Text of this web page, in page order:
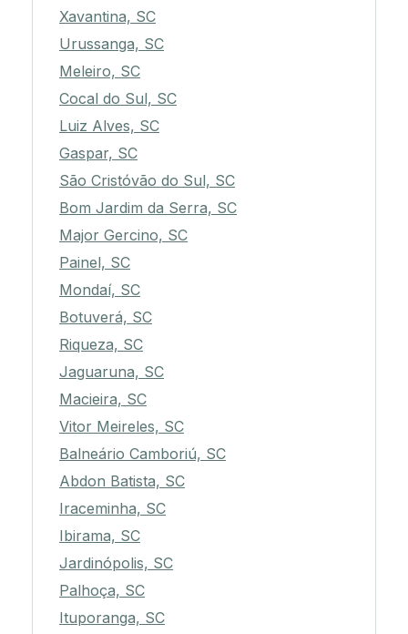
Xavantina, SC
Urussanga, SC
Meleiro, SC
Cocal do Sul, SC
Luiz Alves, SC
Gaspar, SC
São Cristóvão do Sul, SC
Bom Jardim da Serra, SC
Major Gercino, SC
Painel, SC
Mondaí, SC
Botuverá, SC
Riqueza, SC
Jaguaruna, SC
Macieira, SC
Vitor Meireles, SC
Balneário Camboriú, SC
Abdon Batista, SC
Iraceminha, SC
Ibirama, SC
Jardinópolis, SC
Palhoça, SC
Ituporanga, SC